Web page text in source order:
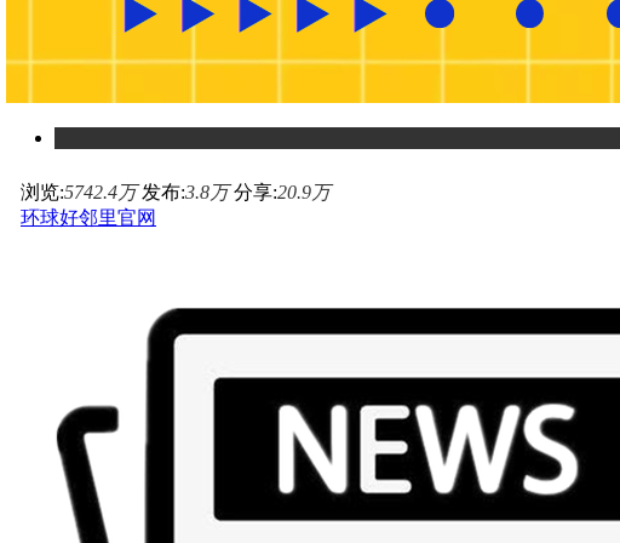
浏览:5742.4万 发布:3.8万 分享:20.9万
环球好邻里官网